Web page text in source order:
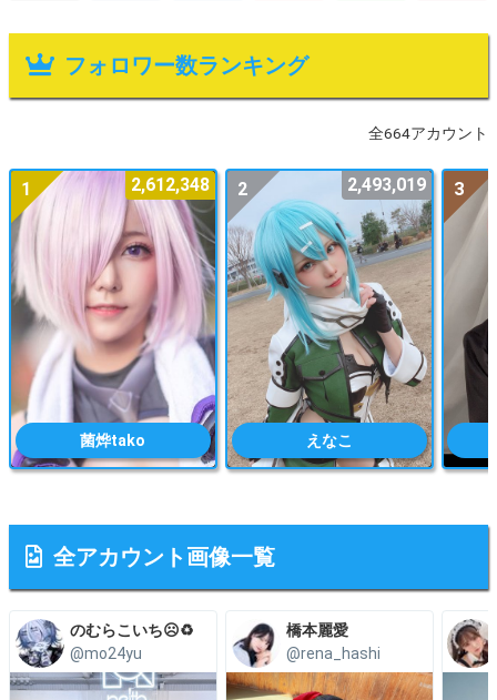
フォロワー数ランキング
全664アカウント
菌烨tako
1 2,612,348
えなこ
2 2,493,019 3
全アカウント画像一覧
のむらこいち☹️♻️
@mo24yu
橋本麗愛
@rena_hashi